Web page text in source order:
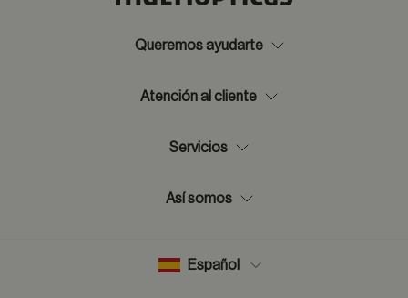
Queremos ayudarte
Atención al cliente
Servicios
Así somos
Español